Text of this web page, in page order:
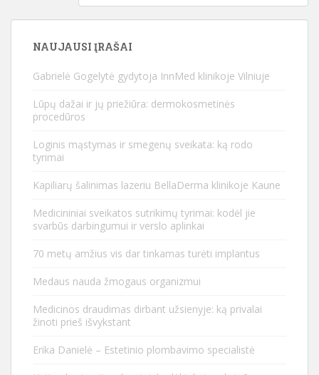
NAUJAUSI ĮRAŠAI
Gabrielė Gogelytė gydytoja InnMed klinikoje Vilniuje
Lūpų dažai ir jų priežiūra: dermokosmetinės
procedūros
Loginis mąstymas ir smegenų sveikata: ką rodo
tyrimai
Kapiliarų šalinimas lazeriu BellaDerma klinikoje Kaune
Medicininiai sveikatos sutrikimų tyrimai: kodėl jie
svarbūs darbingumui ir verslo aplinkai
70 metų amžius vis dar tinkamas turėti implantus
Medaus nauda žmogaus organizmui
Medicinos draudimas dirbant užsienyje: ką privalai
žinoti prieš išvykstant
Erika Danielė – Estetinio plombavimo specialistė